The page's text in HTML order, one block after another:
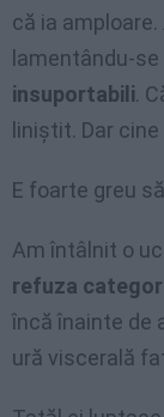
că ia
lamentându-se
insuportabili.
liniştit. Dar
E foarte greu
Am întâlnit o
refuza
încă înainte de
ură viscerală